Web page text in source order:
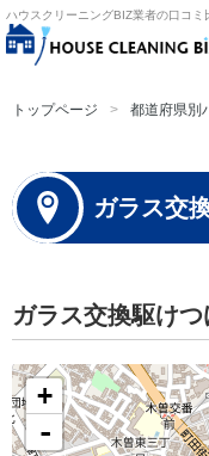
ハウスクリーニングBIZ業者の口コミ
トップページ 都道府県別
ガラス交
ガラス交換駆け
+
-